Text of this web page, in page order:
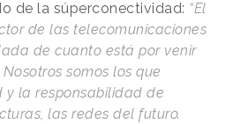
de la súperconectividad: “El
de las telecomunicaciones
de cuanto está por venir
somos los que
la responsabilidad de
las redes del futuro.